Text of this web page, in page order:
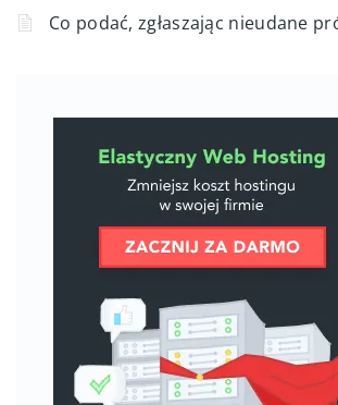
Co podać, zgłaszając nieudane